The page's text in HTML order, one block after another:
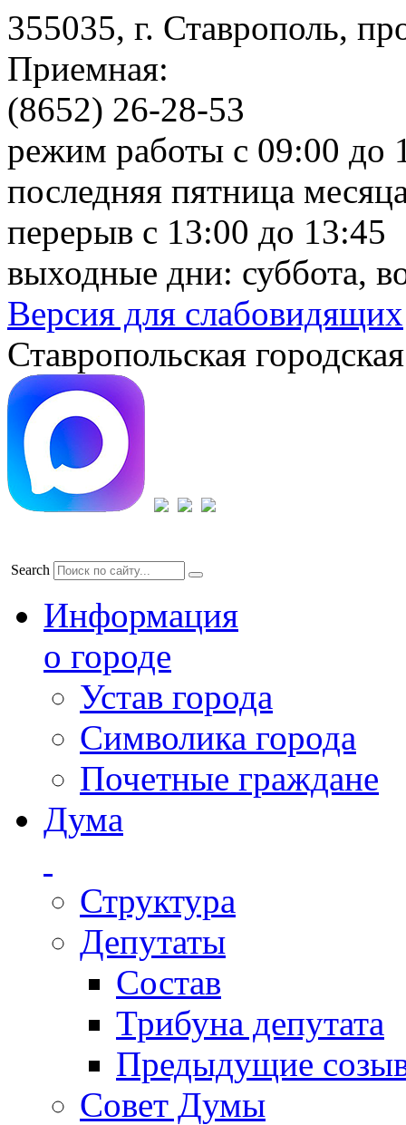
355035, г. Ставрополь,
Приемная:
(8652) 26-28-53
режим работы с 09:00 до
последняя пятница
перерыв с 13:00 до 13:45
выходные дни: суббота,
Версия для слабовидящих
Ставропольская
Search
Информация
о городе
Устав города
Символика города
Почетные граждане
Дума
Структура
Депутаты
Состав
Трибуна депутата
Предыдущие
Совет Думы